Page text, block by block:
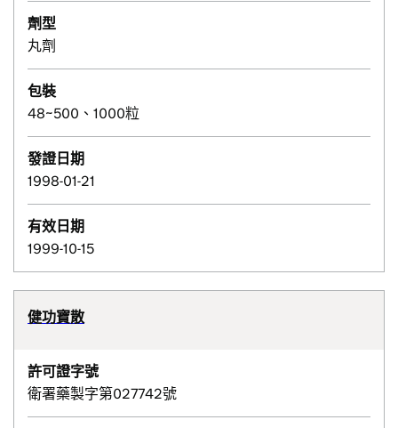
劑型
丸劑
包裝
48~500、1000粒
發證日期
1998-01-21
有效日期
1999-10-15
健功寶散
許可證字號
衛署藥製字第027742號